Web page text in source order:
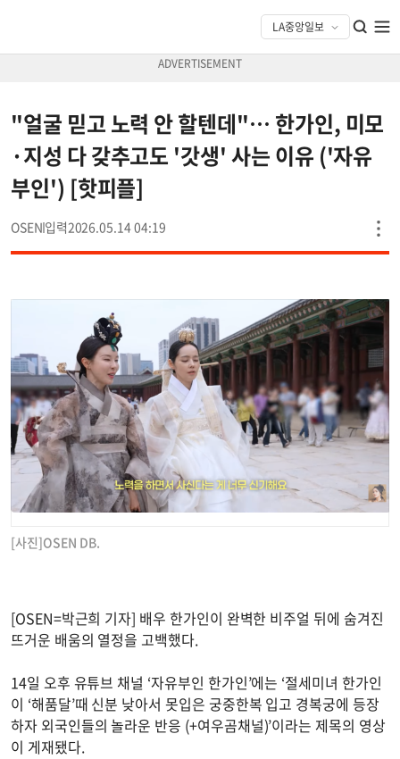
"얼굴 믿고 노력 안 할텐데"… 한가인, 미모
·지성 다 갖추고도 '갓생' 사는 이유 ('자유
부인') [핫피플]
OSEN 2026.05.14 04:19
[사진]OSEN DB.
[OSEN=박근희 기자] 배우 한가인이 완벽한 비주얼 뒤에 숨겨진
뜨거운 배움의 열정을 고백했다.
14일 오후 유튜브 채널 ‘자유부인 한가인’에는 ‘절세미녀 한가인
이 ‘해품달’때 신분 낮아서 못입은 궁중한복 입고 경복궁에 등장
하자 외국인들의 놀라운 반응 (+여우곰채널)’이라는 제목의 영상
이 게재됐다.